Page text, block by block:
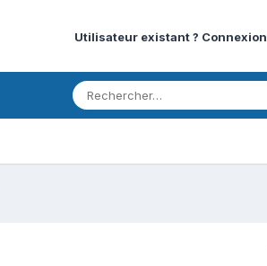
Utilisateur existant ? Connexion